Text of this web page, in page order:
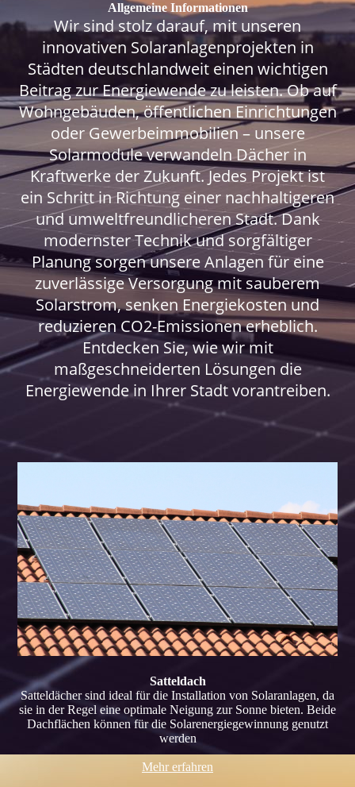
Allgemeine Informationen
Wir sind stolz darauf, mit unseren
innovativen Solaranlagenprojekten in
Städten deutschlandweit einen wichtigen
Beitrag zur Energiewende zu leisten. Ob auf
Wohngebäuden, öffentlichen Einrichtungen
oder Gewerbeimmobilien – unsere
Solarmodule verwandeln Dächer in
Kraftwerke der Zukunft. Jedes Projekt ist
ein Schritt in Richtung einer nachhaltigeren
und umweltfreundlicheren Stadt. Dank
modernster Technik und sorgfältiger
Planung sorgen unsere Anlagen für eine
zuverlässige Versorgung mit sauberem
Solarstrom, senken Energiekosten und
reduzieren CO2-Emissionen erheblich.
Entdecken Sie, wie wir mit
maßgeschneiderten Lösungen die
Energiewende in Ihrer Stadt vorantreiben.
Satteldach
Satteldächer sind ideal für die Installation von Solaranlagen, da
sie in der Regel eine optimale Neigung zur Sonne bieten. Beide
Dachflächen können für die Solarenergiegewinnung genutzt
werden
Mehr erfahren